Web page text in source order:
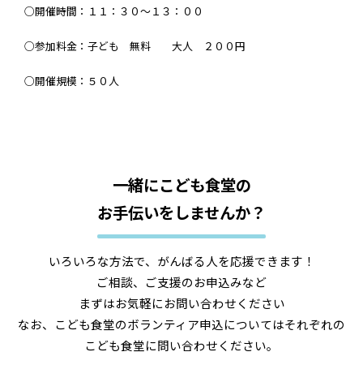
○開催時間：１１：３０～１３：００
○参加料金：子ども 無料 大人 ２００円
○開催規模：５０人
一緒にこども食堂の
お手伝いをしませんか？
いろいろな方法で、がんばる人を応援できます！
ご相談、ご支援のお申込みなど
まずはお気軽にお問い合わせください
なお、こども食堂のボランティア申込についてはそれぞれの
こども食堂に問い合わせください。